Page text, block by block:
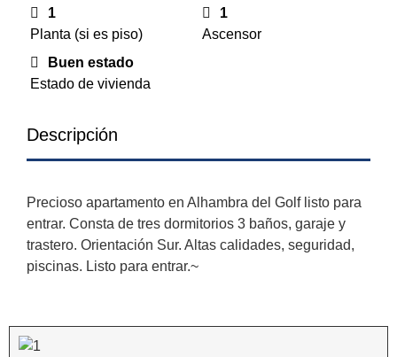
1
Planta (si es piso)
1
Ascensor
Buen estado
Estado de vivienda
Descripción
Precioso apartamento en Alhambra del Golf listo para
entrar. Consta de tres dormitorios 3 baños, garaje y
trastero. Orientación Sur. Altas calidades, seguridad,
piscinas. Listo para entrar.~